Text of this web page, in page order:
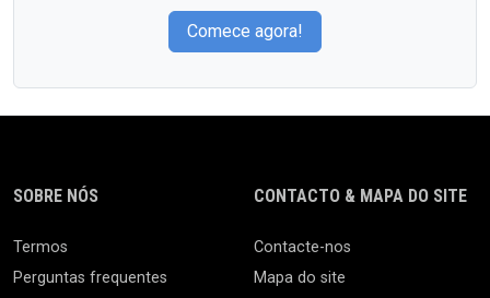
Comece agora!
SOBRE NÓS
Termos
Perguntas frequentes
CONTACTO & MAPA DO SITE
Contacte-nos
Mapa do site